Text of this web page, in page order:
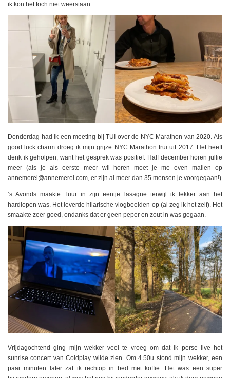
ik kon het toch niet weerstaan.
Donderdag had ik een meeting bij TUI over de NYC Marathon van 2020. Als
good luck charm droeg ik mijn grijze NYC Marathon trui uit 2017. Het heeft
denk ik geholpen, want het gesprek was positief. Half december horen jullie
meer (als je als eerste meer wil horen moet je me even mailen op
annemerel@annemerel.com, er zijn al meer dan 35 mensen je voorgegaan!)
’s Avonds maakte Tuur in zijn eentje lasagne terwijl ik lekker aan het
hardlopen was. Het leverde hilarische vlogbeelden op (al zeg ik het zelf). Het
smaakte zeer goed, ondanks dat er geen peper en zout in was gegaan.
Vrijdagochtend ging mijn wekker veel te vroeg om dat ik perse live het
sunrise concert van Coldplay wilde zien. Om 4.50u stond mijn wekker, een
paar minuten later zat ik rechtop in bed met koffie. Het was een super